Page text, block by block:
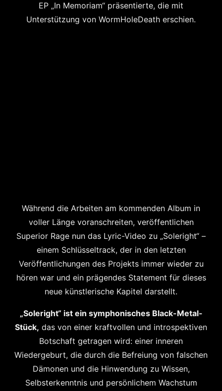
EP „In Memoriam“ präsentierte, die mit
Unterstützung von WormHoleDeath erschien.
Während die Arbeiten am kommenden Album in
voller Länge voranschreiten, veröffentlichen
Superior Rage nun das Lyric-Video zu „Soleright“ –
einem Schlüsseltrack, der in den letzten
Veröffentlichungen des Projekts immer wieder zu
hören war und ein prägendes Statement für dieses
neue künstlerische Kapitel darstellt.
„Soleright“ ist ein symphonisches Black-Metal-
Stück, das von einer kraftvollen und introspektiven
Botschaft getragen wird: einer inneren
Wiedergeburt, die durch die Befreiung von falschen
Dämonen und die Hinwendung zu Wissen,
Selbsterkenntnis und persönlichem Wachstum